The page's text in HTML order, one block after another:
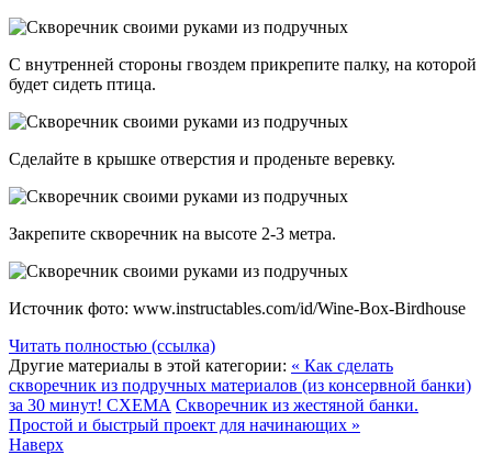
С внутренней стороны гвоздем прикрепите палку, на которой
будет сидеть птица.
Сделайте в крышке отверстия и проденьте веревку.
Закрепите скворечник на высоте 2-3 метра.
Источник фото: www.instructables.com/id/Wine-Box-Birdhouse
Читать полностью (ссылка)
Другие материалы в этой категории: « Как сделать
скворечник из подручных материалов (из консервной банки)
за 30 минут! СХЕМА Скворечник из жестяной банки.
Простой и быстрый проект для начинающих »
Наверх